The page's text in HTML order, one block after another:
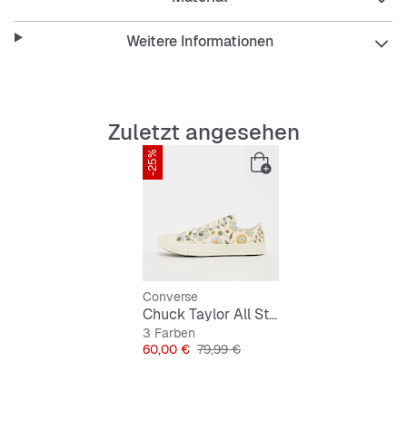
Features:
Gewebtes Obermaterial mit Blumenmuster
Low-Cut Design für lässigen Sitz
Klassischer Schnürverschluss
Multicolor für vielseitige Kombis
Weitere Informationen
Zuletzt angesehen
-25%
Converse
Chuck Taylor All Star
3 Farben
Preis
60,00 € Originalpreis
79,99 €